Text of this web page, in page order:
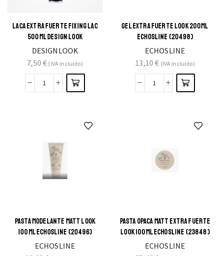
LACA EXTRA FUERTE FIXING LAC
500ML DESIGN LOOK
DESIGNLOOK
7,50€ (IVA incluido)
GEL EXTRA FUERTE LOOK 200ML
ECHOSLINE (20498)
ECHOSLINE
13,10€ (IVA incluido)
PASTA MODELANTE MATT LOOK
100ML ECHOSLINE (20496)
ECHOSLINE
PASTA OPACA MATT EXTRA FUERTE
LOOK 100ML ECHOSLINE (23848)
ECHOSLINE